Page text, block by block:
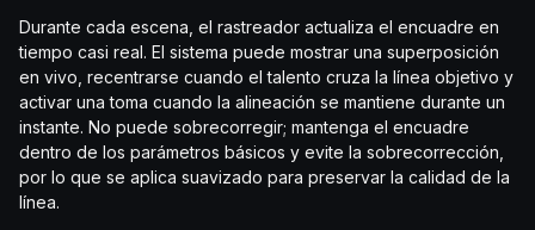
Durante cada escena, el rastreador actualiza el encuadre en
tiempo casi real. El sistema puede mostrar una superposición
en vivo, recentrarse cuando el talento cruza la línea objetivo y
activar una toma cuando la alineación se mantiene durante un
instante. No puede sobrecorregir; mantenga el encuadre
dentro de los parámetros básicos y evite la sobrecorrección,
por lo que se aplica suavizado para preservar la calidad de la
línea.